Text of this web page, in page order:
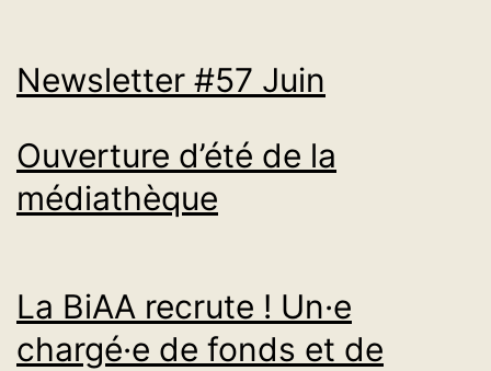
Newsletter #57 Juin
Ouverture d’été de la
médiathèque
La BiAA recrute ! Un·e
chargé·e de fonds et de